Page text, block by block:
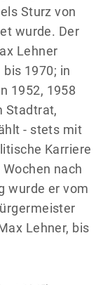
Sturz von
wurde. Der
Lehner
1970; in
1952, 1958
Stadtrat,
- stets mit
Karriere
nach
wurde er vom
Lehner, bis